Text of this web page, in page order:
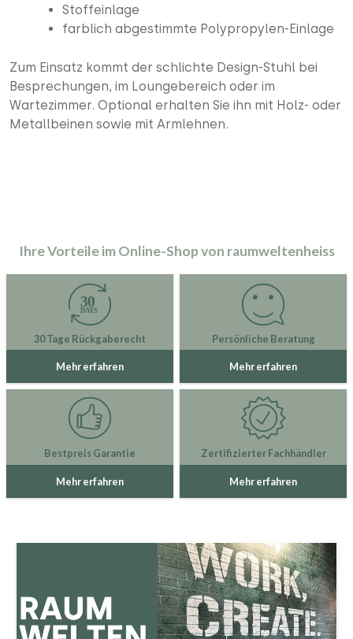
Stoffeinlage
farblich abgestimmte Polypropylen-Einlage
Zum Einsatz kommt der schlichte Design-Stuhl bei
Besprechungen, im Loungebereich oder im
Wartezimmer. Optional erhalten Sie ihn mit Holz- oder
Metallbeinen sowie mit Armlehnen.
Ihre Vorteile im Online-Shop von raumweltenheiss
30 Tage Rückgaberecht
Mehr erfahren
Persönliche Beratung
Mehr erfahren
Bestpreis Garantie
Mehr erfahren
Zertifizierter Fachhändler
Mehr erfahren